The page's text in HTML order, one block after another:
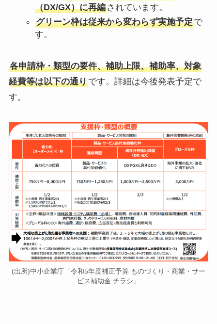
（DX/GX）に再編されています。
グリーン枠は従来から変わらず実施予定で
す。
各申請枠・類型の要件、補助上限、補助率、対象
経費等は以下の通りです。詳細は今後発表予定で
す。
(出所)中小企業庁「令和5年度補正予算 ものづくり・商業・サー
ビス補助金 チラシ」